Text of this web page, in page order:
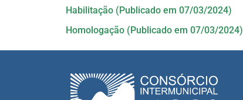
Habilitação (Publicado em 07/03/2024)
Homologação (Publicado em 07/03/2024)